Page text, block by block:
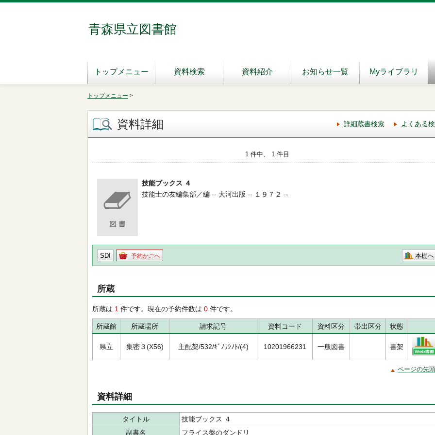
青森県立図書館
トップメニュー 資料検索 資料紹介 お知らせ一覧 Myライブラリ
トップメニュー >
資料詳細 詳細蔵書検索 よくある
1 件中、 1 件目
技能ブックス ４
技能士の友編集部／編 -- 大河出版 -- １９７２ --
SDI 予約かごへ 本棚へ
所蔵
所蔵は 1 件です。現在の予約件数は 0 件です。
所蔵館 所蔵場所 請求記号 資料コード 資料区分 帯出区分 状態
県立 集密３(X56) 主配架/532/ｷﾞﾉｳｼﾉﾄ/(4) 10201966231 一般図書 書架
ページの先
資料詳細
タイトル
技能ブックス ４
副書名
フライス盤のダンドリ